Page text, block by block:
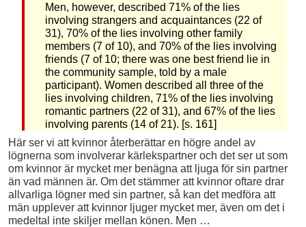
Men, however, described 71% of the lies
involving strangers and acquaintances (22 of
31), 70% of the lies involving other family
members (7 of 10), and 70% of the lies involving
friends (7 of 10; there was one best friend lie in
the community sample, told by a male
participant). Women described all three of the
lies involving children, 71% of the lies involving
romantic partners (22 of 31), and 67% of the lies
involving parents (14 of 21). [s. 161]
Här ser vi att kvinnor återberättar en högre andel av
lögnerna som involverar kärlekspartner och det ser ut som
om kvinnor är mycket mer benägna att ljuga för sin partner
än vad männen är. Om det stämmer att kvinnor oftare drar
allvarliga lögner med sin partner, så kan det medföra att
män upplever att kvinnor ljuger mycket mer, även om det i
medeltal inte skiljer mellan könen. Men …